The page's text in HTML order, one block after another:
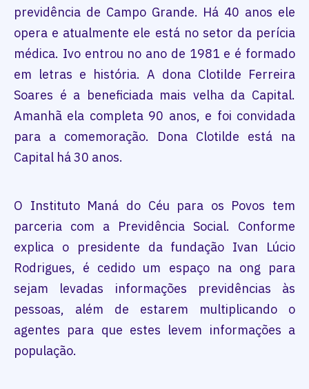
previdência de Campo Grande. Há 40 anos ele
opera e atualmente ele está no setor da perícia
médica. Ivo entrou no ano de 1981 e é formado
em letras e história. A dona Clotilde Ferreira
Soares é a beneficiada mais velha da Capital.
Amanhã ela completa 90 anos, e foi convidada
para a comemoração. Dona Clotilde está na
Capital há 30 anos.
O Instituto Maná do Céu para os Povos tem
parceria com a Previdência Social. Conforme
explica o presidente da fundação Ivan Lúcio
Rodrigues, é cedido um espaço na ong para
sejam levadas informações previdências às
pessoas, além de estarem multiplicando o
agentes para que estes levem informações a
população.